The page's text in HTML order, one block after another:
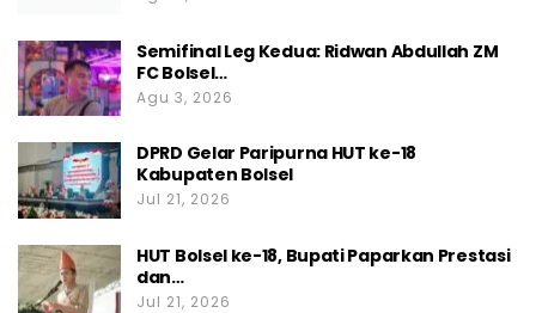
Semifinal Leg Kedua: Ridwan Abdullah ZM
FC Bolsel…
Agu 3, 2026
DPRD Gelar Paripurna HUT ke-18
Kabupaten Bolsel
Jul 21, 2026
HUT Bolsel ke-18, Bupati Paparkan Prestasi
dan…
Jul 21, 2026